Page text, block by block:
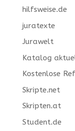
hilfsweise.de
juratexte
Jurawelt
Katalog
Kostenlose
Skripte.net
Skripten.at
Student.de